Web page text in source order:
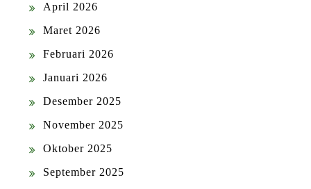
April 2026
Maret 2026
Februari 2026
Januari 2026
Desember 2025
November 2025
Oktober 2025
September 2025